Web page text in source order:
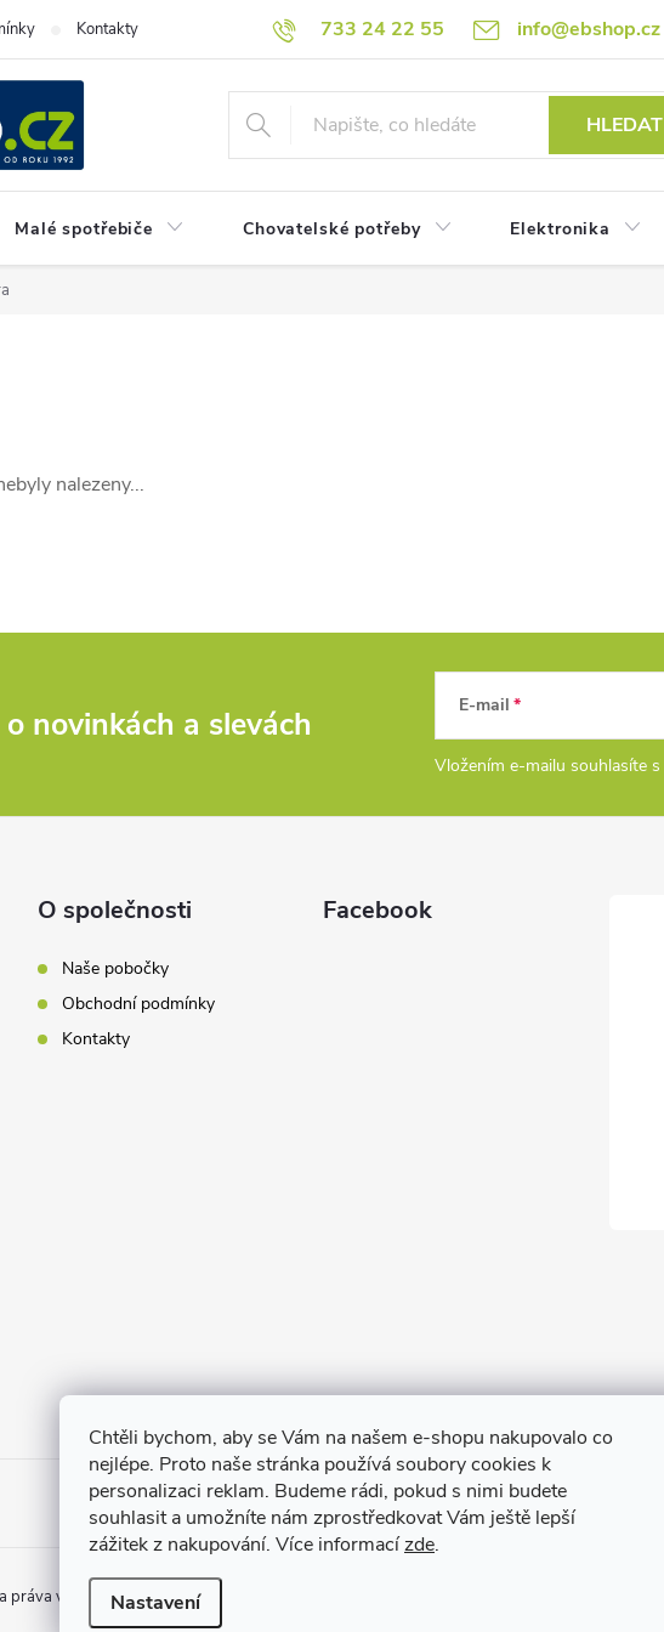
Chtěli bychom, aby se Vám na našem e-shopu nakupovalo co
nejlépe. Proto naše stránka používá soubory cookies k
personalizaci reklam. Budeme rádi, pokud s nimi budete
souhlasit a umožníte nám zprostředkovat Vám ještě lepší
zážitek z nakupování. Více informacízde.
Nastavení
733 24 22 55 info@ebshop.cz
Kontakty
HLEDAT
Malé spotřebiče Chovatelské potřeby Elektronika
nalezeny...
novinkách a slevách E-mail
Vložením e-mailu souhlasíte s
O společnosti
Naše pobočky
Obchodní podmínky
Kontakty
Facebook
práva vyhrazena.